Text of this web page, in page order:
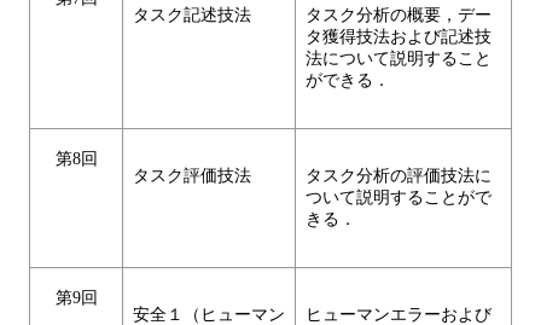
タスク記述技法
タスク分析の概要，デー
タ獲得技法および記述技
法について説明すること
ができる．
第8回
タスク評価技法
タスク分析の評価技法に
ついて説明することがで
きる．
第9回
安全１（ヒューマン
ヒューマンエラーおよび